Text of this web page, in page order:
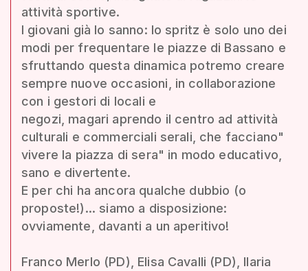
attività sportive.
I giovani già lo sanno: lo spritz è solo uno dei
modi per frequentare le piazze di Bassano e
sfruttando questa dinamica potremo creare
sempre nuove occasioni, in collaborazione
con i gestori di locali e
negozi, magari aprendo il centro ad attività
culturali e commerciali serali, che facciano"
vivere la piazza di sera" in modo educativo,
sano e divertente.
E per chi ha ancora qualche dubbio (o
proposte!)... siamo a disposizione:
ovviamente, davanti a un aperitivo!
Franco Merlo (PD), Elisa Cavalli (PD), Ilaria